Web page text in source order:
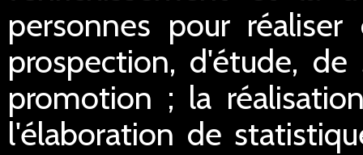
personnes pour
prospection, d'étude,
promotion ; la
l'élaboration de